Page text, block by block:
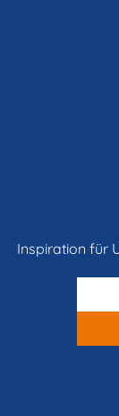
Inspiration für